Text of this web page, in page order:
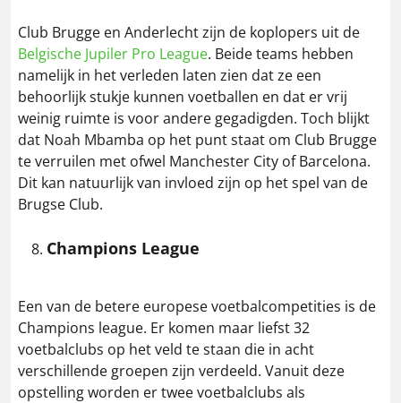
Club Brugge en Anderlecht zijn de koplopers uit de
Belgische Jupiler Pro League. Beide teams hebben
namelijk in het verleden laten zien dat ze een
behoorlijk stukje kunnen voetballen en dat er vrij
weinig ruimte is voor andere gegadigden. Toch blijkt
dat Noah Mbamba op het punt staat om Club Brugge
te verruilen met ofwel Manchester City of Barcelona.
Dit kan natuurlijk van invloed zijn op het spel van de
Brugse Club.
Champions League
Een van de betere europese voetbalcompetities is de
Champions league. Er komen maar liefst 32
voetbalclubs op het veld te staan die in acht
verschillende groepen zijn verdeeld. Vanuit deze
opstelling worden er twee voetbalclubs als